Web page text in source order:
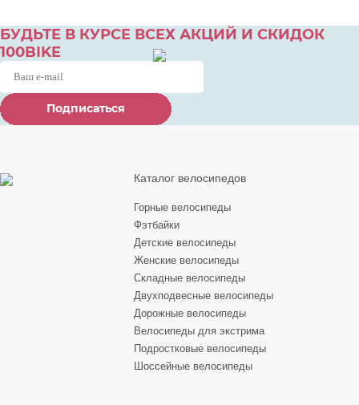
БУДЬТЕ В КУРСЕ ВСЕХ АКЦИЙ И СКИДОК
100BIKE
Подписаться
Подписаться
Подписаться
Каталог велосипедов
Горные велосипеды
Фэтбайки
Детские велосипеды
Женские велосипеды
Складные велосипеды
Двухподвесные велосипеды
Дорожные велосипеды
Велосипеды для экстрима
Подростковые велосипеды
Шоссейные велосипеды